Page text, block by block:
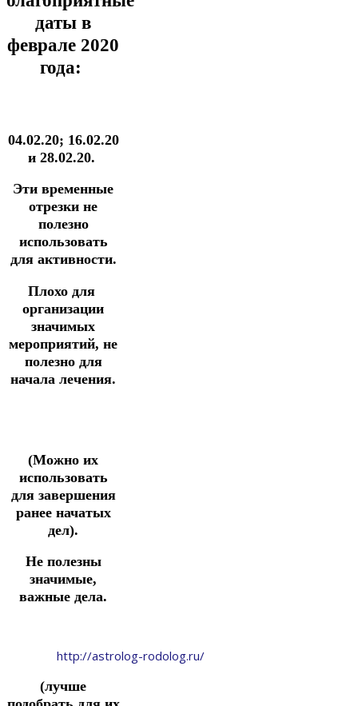
даты в
феврале 2020
года:
04.02.20; 16.02.20
и 28.02.20.
Эти временные
отрезки не
полезно
использовать
для активности.
Плохо для
организации
значимых
мероприятий, не
полезно для
начала лечения.
(Можно их
использовать
для завершения
ранее начатых
дел).
Не полезны
значимые,
важные дела.
http://astrolog-rodolog.ru/
(лучше